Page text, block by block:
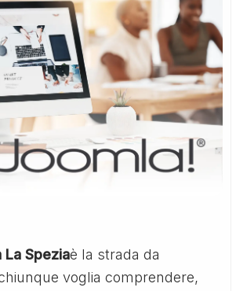
Speziaè la strada da
voglia comprendere,